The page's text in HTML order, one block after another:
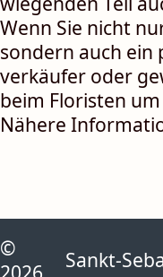
Wenn Sie nicht
sondern auch ein
verkäufer oder
beim Floristen um
Nähere
©
Sankt-